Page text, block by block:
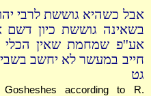
אבל כשהיא גוששת לרבי
בשאינה גוששת כיון
אע''פ שמחמת שאין הכלי
חייב במעשר לא יחשב
גט
according to R.